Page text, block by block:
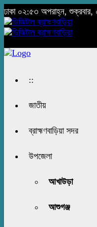
ঢাকা ০২:৫৩ অপরাহ্ন, শুক্রবার,
::
জাতীয়
ব্রাহ্মণবাড়িয়া সদর
উপজেলা
আখাউড়া
আশুগঞ্জ